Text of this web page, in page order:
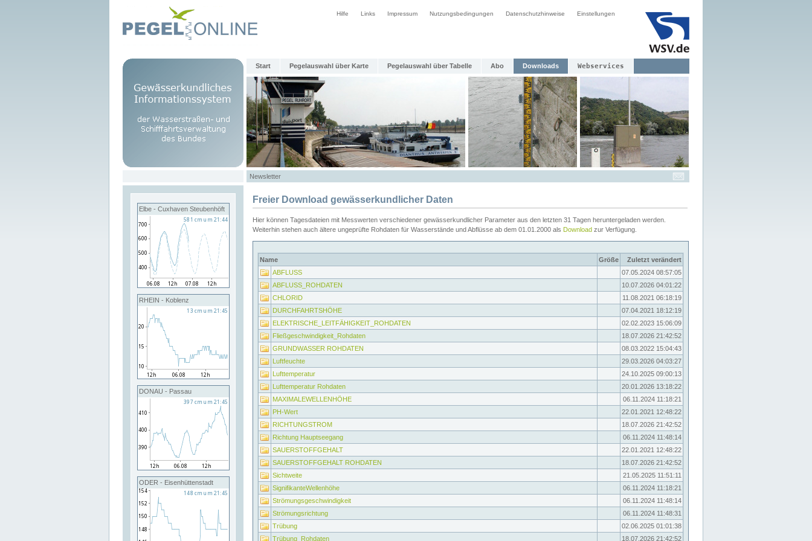
Hilfe Links Impressum Nutzungsbedingungen Datenschutzhinweise Einstellungen
Start Pegelauswahl über Karte Pegelauswahl über Tabelle Abo Downloads Webservices
Newsletter
Elbe - Cuxhaven Steubenhöft
RHEIN - Koblenz
DONAU - Passau
ODER - Eisenhüttenstadt
Freier Download gewässerkundlicher Daten
Hier können Tagesdateien mit Messwerten verschiedener gewässerkundlicher Parameter aus den letzten 31 Tagen heruntergeladen werden.
Weiterhin stehen auch ältere ungeprüfte Rohdaten für Wasserstände und Abflüsse ab dem 01.01.2000 als Download zur Verfügung.
Name Größe
Zuletzt verändert
ABFLUSS
07.05.2024 08:57:05
ABFLUSS_ROHDATEN
10.07.2026 04:01:22
CHLORID
11.08.2021 06:18:19
DURCHFAHRTSHÖHE
07.04.2021 18:12:19
ELEKTRISCHE_LEITFÄHIGKEIT_ROHDATEN
02.02.2023 15:06:09
Fließgeschwindigkeit_Rohdaten
18.07.2026 21:42:52
GRUNDWASSER ROHDATEN
08.03.2022 15:04:43
Luftfeuchte
29.03.2026 04:03:27
Lufttemperatur
24.10.2025 09:00:13
Lufttemperatur Rohdaten
20.01.2026 13:18:22
MAXIMALEWELLENHÖHE
06.11.2024 11:18:21
PH-Wert
22.01.2021 12:48:22
RICHTUNGSTROM
18.07.2026 21:42:52
Richtung Hauptseegang
06.11.2024 11:48:14
SAUERSTOFFGEHALT
22.01.2021 12:48:22
SAUERSTOFFGEHALT ROHDATEN
18.07.2026 21:42:52
Sichtweite
21.05.2025 11:51:11
SignifikanteWellenhöhe
06.11.2024 11:18:21
Strömungsgeschwindigkeit
06.11.2024 11:48:14
Strömungsrichtung
06.11.2024 11:48:31
Trübung
02.06.2025 01:01:38
Trübung_Rohdaten
18.07.2026 21:42:52